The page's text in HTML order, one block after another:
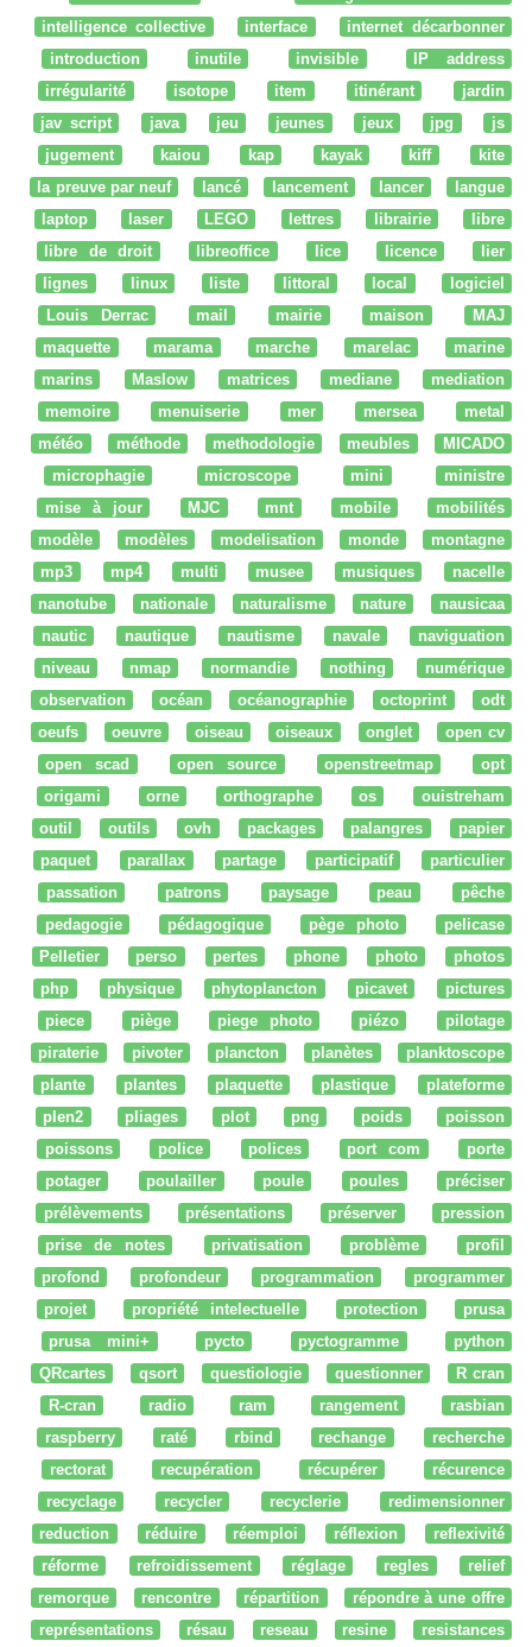
intelligence collective
interface
internet décarbonner
introduction
inutile invisible
IP address
irrégularité
isotope item itinérant
jardin
jav script
java jeu jeunes jeux jpg
js
jugement
kaiou kap kayak kiff
kite
la preuve par neuf
lancé lancement lancer
langue
laptop
laser LEGO lettres librairie
libre
libre de droit
libreoffice lice licence
lier
lignes
linux liste littoral local
logiciel
Louis Derrac
mail mairie maison
MAJ
maquette
marama marche marelac
marine
marins
Maslow matrices mediane
mediation
memoire
menuiserie mer mersea
metal
météo
méthode methodologie meubles
MICADO
microphagie
microscope mini
ministre
mise à jour
MJC mnt mobile
mobilités
modèle
modèles modelisation monde
montagne
mp3
mp4 multi musee musiques
nacelle
nanotube
nationale naturalisme nature
nausicaa
nautic
nautique nautisme navale
naviguation
niveau
nmap normandie nothing
numérique
observation
océan océanographie octoprint
odt
oeufs
oeuvre oiseau oiseaux onglet
open cv
open scad
open source openstreetmap
opt
origami
orne orthographe os
ouistreham
outil
outils ovh packages palangres
papier
paquet
parallax partage participatif
particulier
passation
patrons paysage peau
pêche
pedagogie
pédagogique pège photo
pelicase
Pelletier
perso pertes phone photo
photos
php
physique phytoplancton picavet
pictures
piece
piège piege photo piézo
pilotage
piraterie
pivoter plancton planètes
planktoscope
plante
plantes plaquette plastique
plateforme
plen2
pliages plot png poids
poisson
poissons
police polices port com
porte
potager
poulailler poule poules
préciser
prélèvements
présentations préserver
pression
prise de notes
privatisation problème
profil
profond
profondeur programmation
programmer
projet
propriété intelectuelle protection
prusa
prusa mini+
pycto pyctogramme
python
QRcartes
qsort questiologie questionner
R cran
R-cran
radio ram rangement
rasbian
raspberry
raté rbind rechange
recherche
rectorat
recupération récupérer
récurence
recyclage
recycler recyclerie
redimensionner
reduction
réduire réemploi réflexion
reflexivité
réforme
refroidissement réglage regles
relief
remorque
rencontre répartition
répondre à une offre
représentations
résau reseau resine
resistances